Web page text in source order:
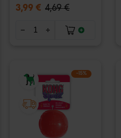
3,99 € 4,69 €
−15%